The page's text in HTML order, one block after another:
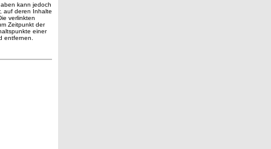
kann jedoch
auf deren Inhalte
verlinkten
Zeitpunkt der
einer
entfernen.